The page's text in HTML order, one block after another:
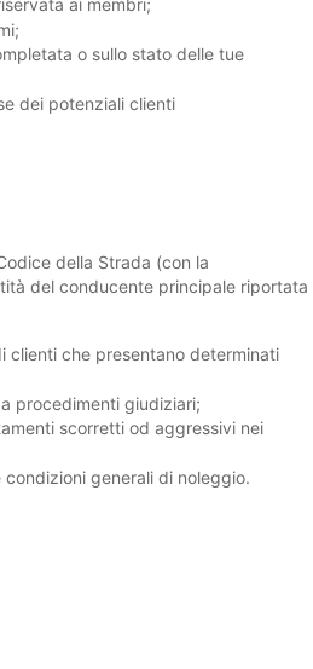
ai membri;
o sullo stato delle tue
dei potenziali clienti
della Strada (con la
del conducente principale riportata
clienti che presentano determinati
procedimenti giudiziari;
scorretti od aggressivi nei
generali di noleggio.